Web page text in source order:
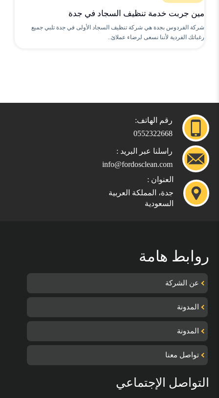
مين جربت خدمة تنظيف السجاد في جدة
شركة الفردوس بجدة هي شركة تنظيف السجاد الأولى في جدة تلبي جميع
رغباتك الفردية لأننا نسعى لرضاء عملائ..
رقم الهاتف:
0552322668
راسلنا عبر البريد :
info@fordosclean.com
العنوان :
جدة، المملكة العربية
السعودية
روابط هامة
عن الشركة
المدونة
المدونة
تواصل معنا
التواصل الإجتماعي